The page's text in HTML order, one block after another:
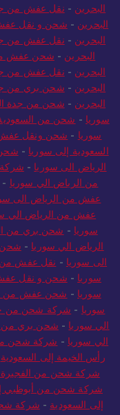
البحرين - نقل عفش من
البحرين - شحن و نقل
البحرين - نقل عفش من
البحرين - شحن عفش
البحرين - نقل عفش من
البحرين - شحن بري من
البحرين - شحن من جدة
سوريا - شحن من
سوريا - شحن ونقل عفش
السعودية إلى سوريا - شحن
الرياض الى سوريا -
من الرياض الي سوريا -
عفش من الرياض الى
عفش من الرياض الي
سوريا - شحن بري من
الرياض الي سوريا - شحن
الى سوريا - نقل عفش من
سوريا - شحن و نقل
سوريا - شحن عفش من
سوريا - شركة شحن من
الي سوريا - شحن بري من
الي سوريا - شركة شحن من
رأس الخيمة إلى السعودية
شركة شحن من الفجيرة
شركة شحن من أبوظبي
إلى السعودية - شركة